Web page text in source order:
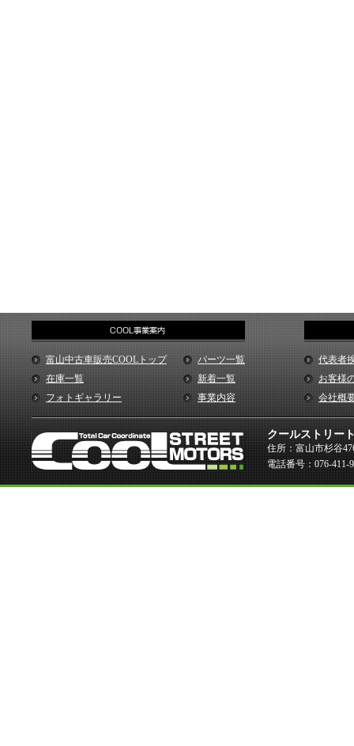
富山中古車販売COOLトップ
パーツ一覧
在庫一覧
新着一覧
フォトギャラリー
事業内容
代表者
お客様
会社概
クールストリー
住所：富山市杉谷
電話番号：076-